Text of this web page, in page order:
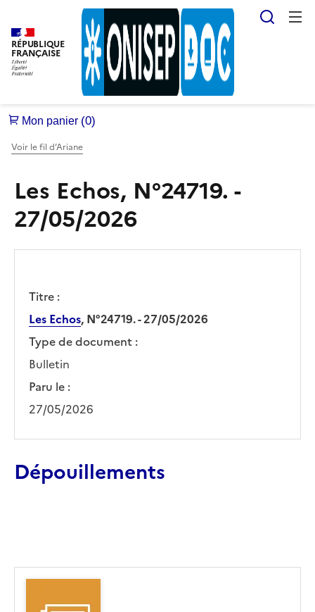
RÉPUBLIQUE
FRANÇAISE
Voir le fil d’Ariane
Les Echos, N°24719. -
27/05/2026
Titre :
Les Echos, N°24719. - 27/05/2026
Type de document :
Bulletin
Paru le :
27/05/2026
Dépouillements